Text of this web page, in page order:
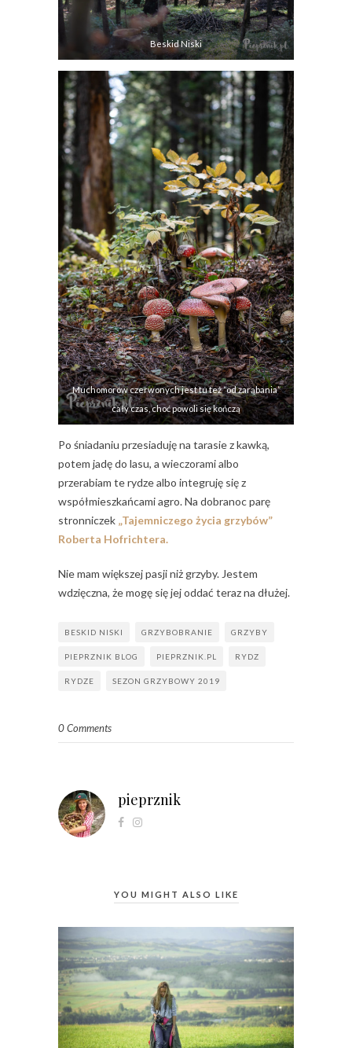
Beskid Niski
Muchomorów czerwonych jest tu też “od zarąbania”
cały czas, choć powoli się kończą
Po śniadaniu przesiaduję na tarasie z kawką,
potem jadę do lasu, a wieczorami albo
przerabiam te rydze albo integruję się z
współmieszkańcami agro. Na dobranoc parę
stronniczek „Tajemniczego życia grzybów”
Roberta Hofrichtera.
Nie mam większej pasji niż grzyby. Jestem
wdzięczna, że mogę się jej oddać teraz na dłużej.
BESKID NISKI GRZYBOBRANIE GRZYBY
PIEPRZNIK BLOG PIEPRZNIK.PL RYDZ
RYDZE SEZON GRZYBOWY 2019
0 Comments
pieprznik
YOU MIGHT ALSO LIKE